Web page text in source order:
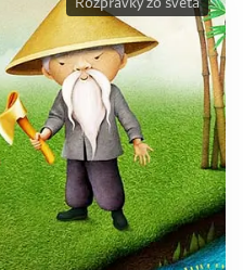
Rozprávky zo sveta